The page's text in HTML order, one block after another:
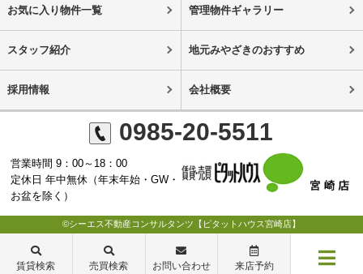
お気に入り物件一覧 管理物件ギャラリー
スタッフ紹介 地元みやざきのおすすめ
採用情報 会社概要
0985-20-5511
営業時間 9：00～18：00
定休日 年中無休（年末年始・GW・
お盆を除く）
©シーエス不動産コンサルタンツ【ピタットハウス宮崎店】
賃貸検索 売買検索 お問い合わせ 来店予約